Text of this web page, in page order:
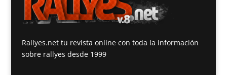
Rallyes.net tu revista online con toda la información
sobre rallyes desde 1999